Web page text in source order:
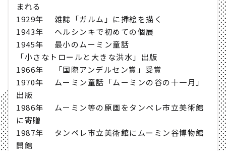
まれる
1929年 雑誌「ガルム」に挿絵を描く
1943年 ヘルシンキで初めての個展
1945年 最小のムーミン童話
「小さなトロールと大きな洪水」出版
1966年 「国際アンデルセン賞」受賞
1970年 ムーミン童話「ムーミンの谷の十一月」
出版
1986年 ムーミン等の原画をタンペレ市立美術館
に寄贈
1987年 タンペレ市立美術館にムーミン谷博物館
開館